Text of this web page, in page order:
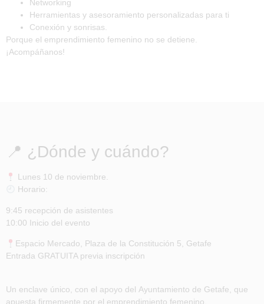
Networking
Herramientas y asesoramiento personalizadas para ti
Conexión y sonrisas.
Porque el emprendimiento femenino no se detiene.
¡Acompáñanos!
📍 ¿Dónde y cuándo?
Lunes 10 de noviembre.
Horario:
9:45 recepción de asistentes
10:00 Inicio del evento
Espacio Mercado, Plaza de la Constitución 5, Getafe
Entrada GRATUITA previa inscripción
Un enclave único, con el apoyo del Ayuntamiento de Getafe , que
apuesta firmemente por el emprendimiento femenino.